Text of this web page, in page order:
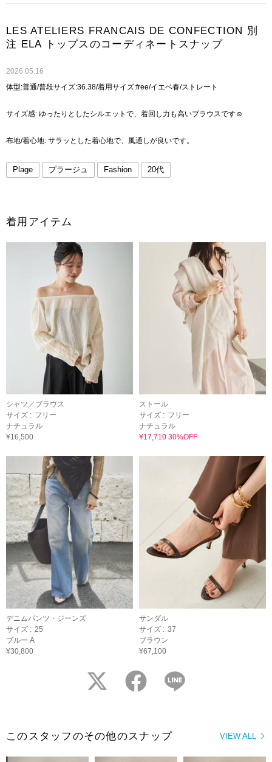
LES ATELIERS FRANCAIS DE CONFECTION 別
注 ELA トップスのコーディネートスナップ
2026.05.16
体型:普通/普段サイズ:36.38/着用サイズ:free/イエベ春/ストレート
サイズ感: ゆったりとしたシルエットで、着回し力も高いブラウスです☺︎
布地/着心地: サラッとした着心地で、風通しが良いです。
Plage プラージュ Fashion 20代
着用アイテム
シャツ／ブラウス
サイズ : フリー
ナチュラル
¥16,500
ストール
サイズ : フリー
ナチュラル
¥17,710 30%OFF
デニムパンツ・ジーンズ
サイズ : 25
ブルー A
¥30,800
サンダル
サイズ : 37
ブラウン
¥67,100
twitter facebook
VIEW ALL
このスタッフのその他のスナップ